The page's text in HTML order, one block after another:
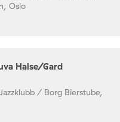
Oslo
Halse/Gard
/ Borg Bierstube,